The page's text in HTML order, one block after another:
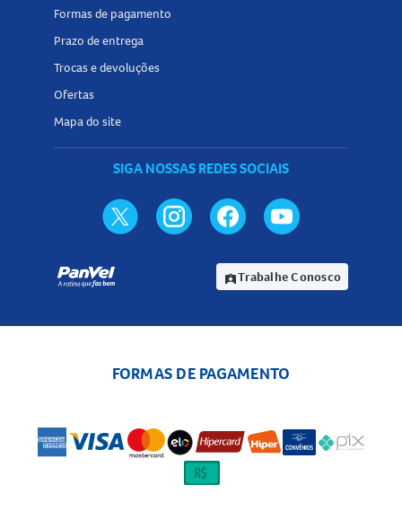
Formas de pagamento
Prazo de entrega
Trocas e devoluções
Ofertas
Mapa do site
SIGA NOSSAS REDES SOCIAIS
assignment_indTrabalhe Conosco
FORMAS DE PAGAMENTO